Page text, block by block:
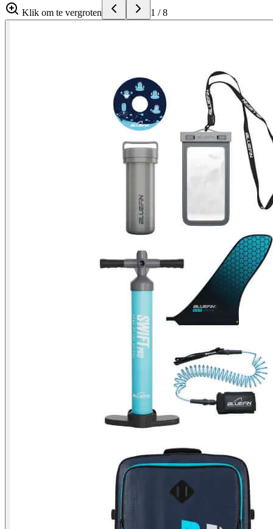
Klik om te vergroten 1 /8